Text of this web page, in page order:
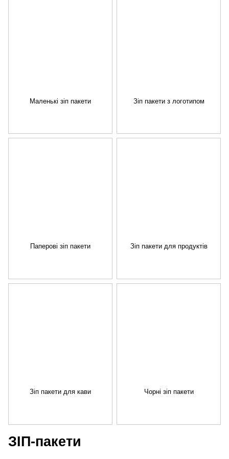
ЗІП-пакети
Маленькі зіп пакети Зіп пакети з логотипом
Паперові зіп пакети Зіп пакети для продуктів
Зіп пакети для кави Чорні зіп пакети